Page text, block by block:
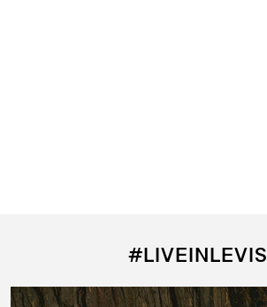
#LIVEINLEVIS